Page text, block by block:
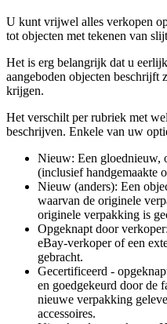
U kunt vrijwel alles verkopen
tot objecten met tekenen van
Het is erg belangrijk dat u
aangeboden objecten beschrijft
krijgen.
Het verschilt per rubriek met
beschrijven. Enkele van uw
Nieuw: Een gloednieuw,
(inclusief handgemaakte
Nieuw (anders): Een
waarvan de originele
originele verpakking is
Opgeknapt door
eBay-verkoper of een
gebracht.
Gecertificeerd -
en goedgekeurd door de
nieuwe verpakking
accessoires.